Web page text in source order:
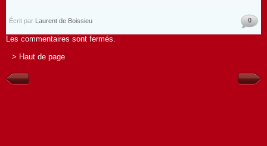
Écrit par Laurent de Boissieu 0
Les commentaires sont fermés.
> Haut de page